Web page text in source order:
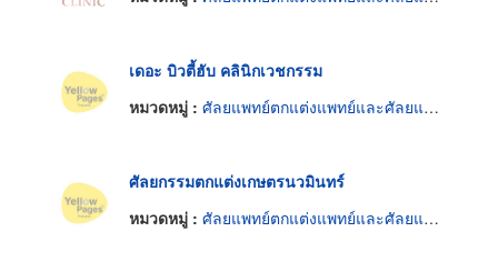
เดอะ บิวตี้ฮับ คลินิกเวชกรรม
หมวดหมู่ : ศัลยแพทย์ตกแต่งแพทย์และศัลยแพทย์ปริญญา
ศัลยกรรมตกแต่งเกษตรนวมินทร์
หมวดหมู่ : ศัลยแพทย์ตกแต่งแพทย์และศัลยแพทย์ปริญญา